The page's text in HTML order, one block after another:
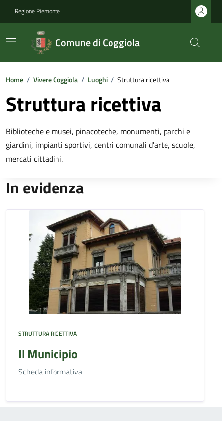
Regione Piemonte
Comune di Coggiola
Home / Vivere Coggiola / Luoghi / Struttura ricettiva
Struttura ricettiva
Biblioteche e musei, pinacoteche, monumenti, parchi e
giardini, impianti sportivi, centri comunali d'arte, scuole,
mercati cittadini.
In evidenza
STRUTTURA RICETTIVA
Il Municipio
Scheda informativa